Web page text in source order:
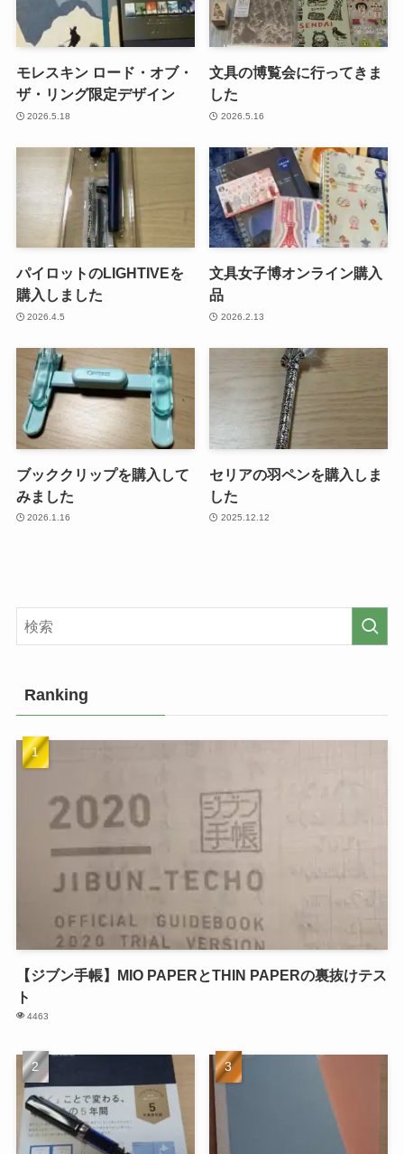
モレスキン ロード・オブ・
ザ・リング限定デザイン
2026.5.18
文具の博覧会に行ってきま
した
2026.5.16
パイロットのLIGHTIVEを
購入しました
2026.4.5
文具女子博オンライン購入
品
2026.2.13
ブッククリップを購入して
みました
2026.1.16
セリアの羽ペンを購入しま
した
2025.12.12
Ranking
【ジブン手帳】MIO PAPERとTHIN PAPERの裏抜けテス
ト
4463